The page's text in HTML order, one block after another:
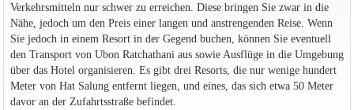
Verkehrsmitteln nur schwer zu erreichen. Diese bringen Sie zwar in die
Nähe, jedoch um den Preis einer langen und anstrengenden Reise. Wenn
Sie jedoch in einem Resort in der Gegend buchen, können Sie eventuell
den Transport von Ubon Ratchathani aus sowie Ausflüge in die Umgebung
über das Hotel organisieren. Es gibt drei Resorts, die nur wenige hundert
Meter von Hat Salung entfernt liegen, und eines, das sich etwa 50 Meter
davor an der Zufahrtsstraße befindet.